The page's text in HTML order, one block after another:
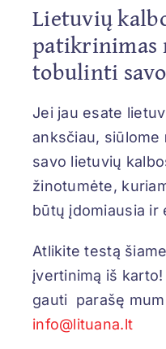
Lietuvių
patikrinimas
tobulinti
Jei jau esate
anksčiau, siūlome
savo lietuvių
žinotumėte,
būtų įdomiausia ir
Atlikite testą
įvertinimą iš
gauti parašę
info@lituana.lt